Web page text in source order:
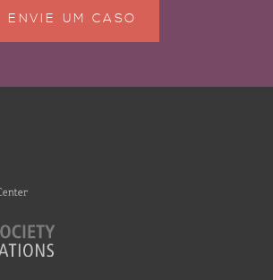
ENVIE UM CASO